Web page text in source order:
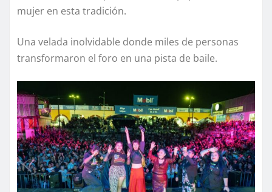
mujer en esta tradición.
Una velada inolvidable donde miles de personas
transformaron el foro en una pista de baile.